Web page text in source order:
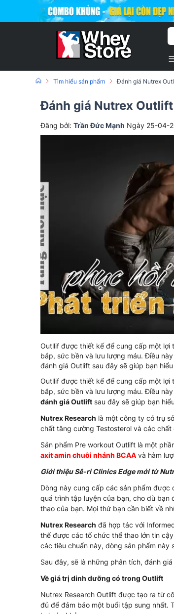
Tìm hiểu sản phẩm Đánh giá Nutrex
Đánh giá Nutrex
Đăng bởi: Trần Đức Mạnh Ngày 25-04-
Outllif được thiết kế để cung cấp một
bắp, sức bền và lưu lượng máu. Điều
đánh giá Outlift sau đây sẽ giúp bạn
Outllif được thiết kế để cung cấp một
bắp, sức bền và lưu lượng máu. Điều
đánh giá Outlift sau đây sẽ giúp bạn
Nutrex Research là một công ty có trụ
chất tăng cường Testosterol và các chất
Sản phẩm Pre workout Outlift là một
axit amin chuỗi nhánh BCAA và hàm
Giới thiệu Sê-ri Clinics Edge mới từ
Dòng này cung cấp các sản phẩm
quá trình tập luyện của bạn, cho dù
thao của bạn. Mọi thứ bạn cần biết về
Nutrex Research đã hợp tác với
thể được các tổ chức thể thao lớn tin
các tiêu chuẩn này, dòng sản phẩm này
Sau đây, sẽ là những phân tích, đánh
Về giá trị dinh dưỡng có trong Outlift
Nutrex Research Outlift được tạo ra từ
đủ để đảm bảo một buổi tập sung nhất.